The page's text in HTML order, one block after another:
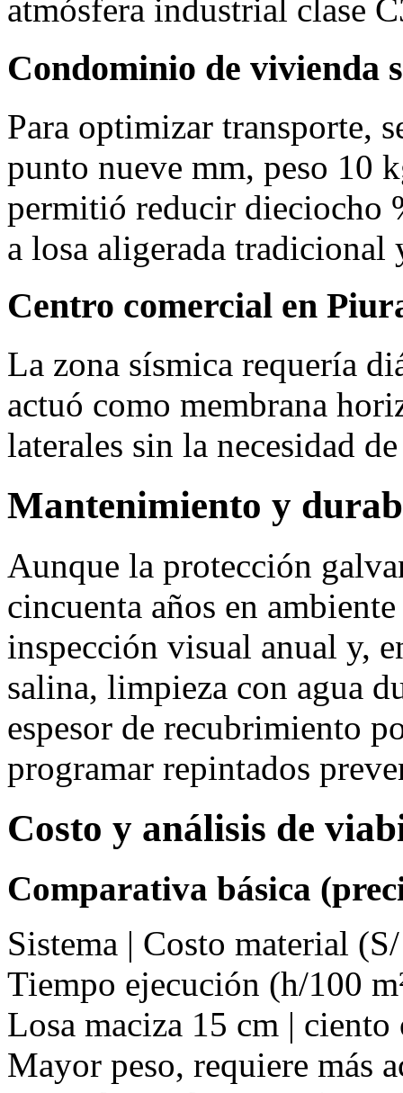
atmósfera industrial clase
Condominio de vivienda
Para optimizar transporte,
punto nueve mm, peso 10
permitió reducir dieciocho
a losa aligerada tradicional
Centro comercial en
La zona sísmica requería
actuó como membrana
laterales sin la necesidad
Mantenimiento y
Aunque la protección
cincuenta años en
inspección visual anual y,
salina, limpieza con agua
espesor de recubrimiento
programar repintados
Costo y análisis de
Comparativa básica
Sistema | Costo material
Tiempo ejecución (h/100
Losa maciza 15 cm | ciento
Mayor peso, requiere más